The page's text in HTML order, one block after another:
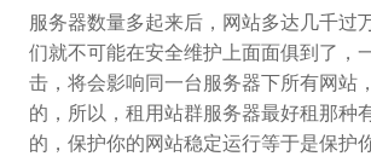
服务器数量多起来后，网站多达几千过
们就不可能在安全维护上面面俱到了，
击，将会影响同一台服务器下所有网站
的，所以，租用站群服务器最好租那种
的，保护你的网站稳定运行等于是保护